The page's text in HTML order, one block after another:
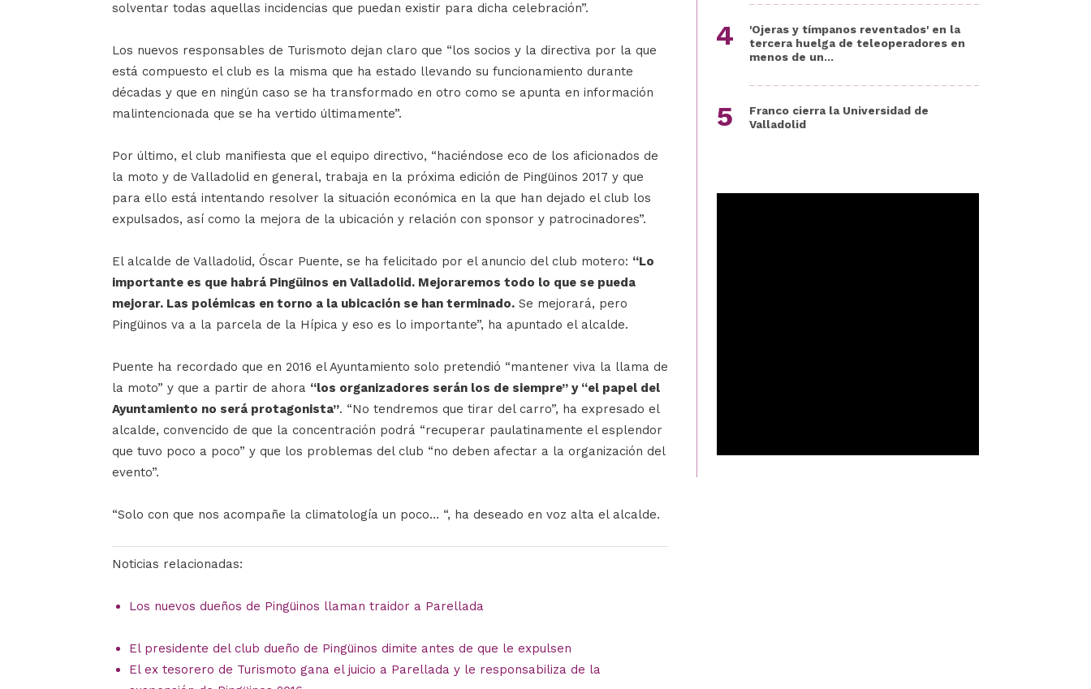
solventar todas aquellas incidencias que puedan existir para dicha celebración”.
Los nuevos responsables de Turismoto dejan claro que “los socios y la directiva por la que
está compuesto el club es la misma que ha estado llevando su funcionamiento durante
décadas y que en ningún caso se ha transformado en otro como se apunta en información
malintencionada que se ha vertido últimamente”.
Por último, el club manifiesta que el equipo directivo, “haciéndose eco de los aficionados de
la moto y de Valladolid en general, trabaja en la próxima edición de Pingüinos 2017 y que
para ello está intentando resolver la situación económica en la que han dejado el club los
expulsados, así como la mejora de la ubicación y relación con sponsor y patrocinadores”.
El alcalde de Valladolid, Óscar Puente, se ha felicitado por el anuncio del club motero: “Lo
importante es que habrá Pingüinos en Valladolid. Mejoraremos todo lo que se pueda
mejorar. Las polémicas en torno a la ubicación se han terminado. Se mejorará, pero
Pingüinos va a la parcela de la Hípica y eso es lo importante”, ha apuntado el alcalde.
Puente ha recordado que en 2016 el Ayuntamiento solo pretendió “mantener viva la llama de
la moto” y que a partir de ahora “los organizadores serán los de siempre” y “el papel del
Ayuntamiento no será protagonista”. “No tendremos que tirar del carro”, ha expresado el
alcalde, convencido de que la concentración podrá “recuperar paulatinamente el esplendor
que tuvo poco a poco” y que los problemas del club “no deben afectar a la organización del
evento”.
“Solo con que nos acompañe la climatología un poco… “, ha deseado en voz alta el alcalde.
Noticias relacionadas:
Los nuevos dueños de Pingüinos llaman traidor a Parellada
El presidente del club dueño de Pingüinos dimite antes de que le expulsen
El ex tesorero de Turismoto gana el juicio a Parellada y le responsabiliza de la
'Ojeras y tímpanos reventados' en la
tercera huelga de teleoperadores en
menos de un...
Franco cierra la Universidad de
Valladolid